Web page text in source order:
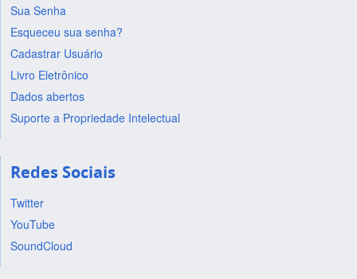
Sua Senha
Esqueceu sua senha?
Cadastrar Usuário
Livro Eletrônico
Dados abertos
Suporte a Propriedade Intelectual
Redes Sociais
Twitter
YouTube
SoundCloud